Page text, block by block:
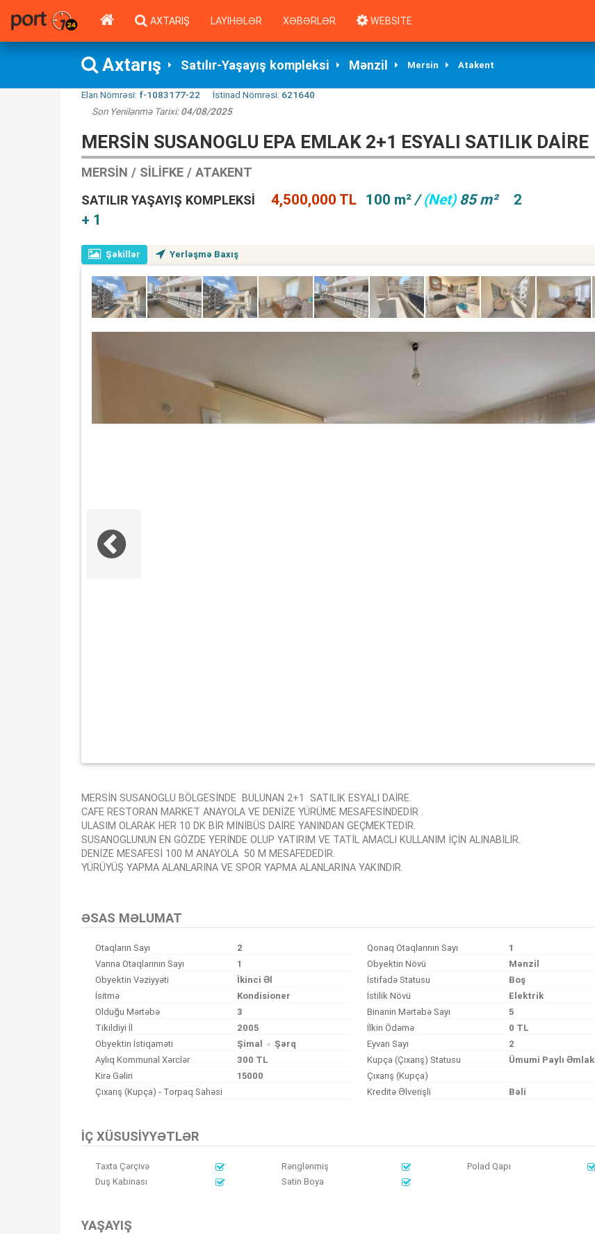
AXTARIŞ LAYIHƏLƏR XƏBƏRLƏR WEBSITE
Axtarış Satılır-Yaşayış kompleksi Mənzil Mersin Atakent
Elan Nömrəsi: f-1083177-22 İstinad Nömrəsi: 621640
Son Yenilənmə Tarixi:04/08/2025
MERSİN SUSANOGLU EPA EMLAK 2+1 ESYALI SATILIK DAİRE
MERSIN / SILIFKE / ATAKENT
SATILIR YAŞAYIŞ KOMPLEKSI
4,500,000 TL 100 m²/(Net)85 m²
2
+ 1
Şəkillər Yerləşmə Baxış
MERSİN SUSANOGLU BÖLGESİNDE BULUNAN 2+1 SATILIK ESYALI DAİRE.
CAFE RESTORAN MARKET ANAYOLA VE DENİZE YÜRÜME MESAFESİNDEDİR .
ULASIM OLARAK HER 10 DK BİR MİNİBÜS DAİRE YANINDAN GEÇMEKTEDİR.
SUSANOGLUNUN EN GÖZDE YERİNDE OLUP YATIRIM VE TATİL AMACLI KULLANIM İÇİN ALINABİLİR.
DENİZE MESAFESİ 100 M ANAYOLA 50 M MESAFEDEDİR.
YÜRÜYÜŞ YAPMA ALANLARINA VE SPOR YAPMA ALANLARINA YAKINDIR.
ƏSAS MƏLUMAT
Otaqların Sayı 2 Qonaq Otaqlarının Sayı
1
Vanna Otaqlarının Sayı
1 Obyektin Növü
Mənzil
Obyektin Vəziyyəti
İkinci Əl İstifadə Statusu
Boş
İsitmə
Kondisioner İstilik Növü
Elektrik
Olduğu Mərtəbə
3 Binanin Mərtəbə Sayı
5
Tikildiyi İl
2005 İlkin Ödəmə
0 TL
Obyektin İstiqaməti
Şimal Şərq Eyvan Sayı
2
Aylıq Kommunal Xərclər
300 TL Kupça (Çıxarış) Statusu
Ümumi Paylı Əmlak
Kirə Gəliri
15000
Çıxarış (Kupça)
Çıxarış (Kupça) - Torpaq Sahəsi
Kreditə Əlverişli Bəli
İÇ XÜSUSIYYƏTLƏR
Taxta Çərçivə Rənglənmiş
Polad Qapı
Duş Kabinası
Satin Boya
YAŞAYIŞ